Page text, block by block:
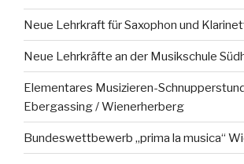
Neue Lehrkraft für Saxophon und
Neue Lehrkräfte an der Musikschule
Elementares Musizieren-
Ebergassing / Wienerherberg
Bundeswettbewerb „prima la musica“